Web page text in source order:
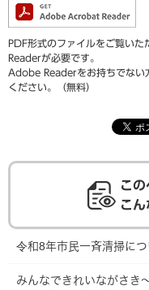
PDF形式のファイルをご覧い
Readerが必要です。
Adobe Readerをお持ちでない
ください。（無料）
こ
こ
令和8年市民一斉清掃につ
みんなできれいながさき